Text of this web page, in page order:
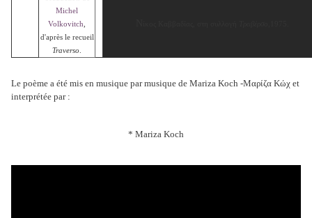
Michel
Volkovitch
d'après le recueil
Traverso
Le poème a été mis en musique parmusique de Mariza Koch -Μαρίζα Κώχ et
interprétée par :
* Mariza Koch